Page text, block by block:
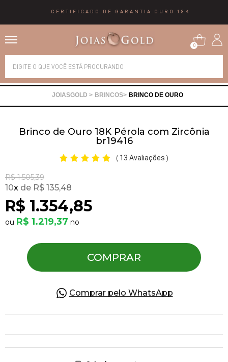
CERTIFICADO DE GARANTIA OURO 18K
0
BRINCOS BRINCO DE OURO
Brinco de Ouro 18K Pérola com Zircônia
br19416
( 13 Avaliações )
R$ 1.505,39
R$ 1.354,85
10x R$ 135,48
R$ 1.219,37
COMPRAR
Comprar pelo WhatsApp
Alianças
Brincos
Correntes
Pingentes